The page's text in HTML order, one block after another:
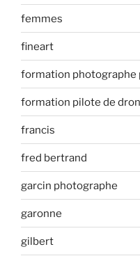
femmes
fineart
formation photographe
formation pilote de
francis
fred bertrand
garcin photographe
garonne
gilbert